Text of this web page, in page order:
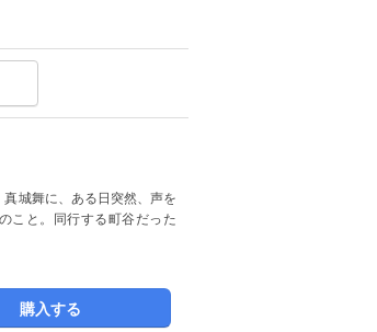
城舞に、ある日突然、声を
こと。同行する町谷だった
購入する